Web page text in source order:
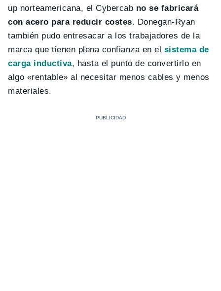
up norteamericana, el Cybercab no se fabricará
con acero para reducir costes. Donegan-Ryan
también pudo entresacar a los trabajadores de la
marca que tienen plena confianza en el sistema de
carga inductiva, hasta el punto de convertirlo en
algo «rentable» al necesitar menos cables y menos
materiales.